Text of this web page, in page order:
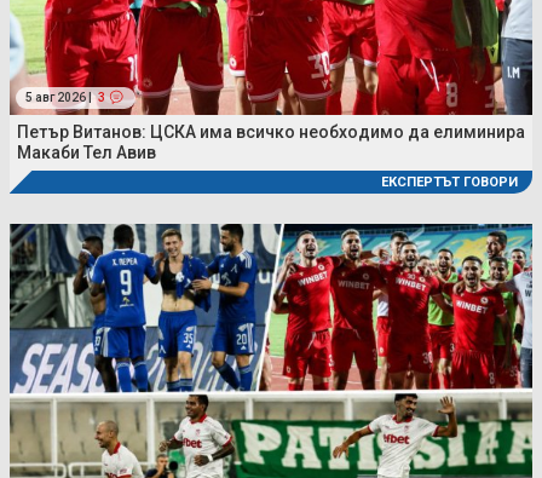
5 авг 2026 | 3
Петър Витанов: ЦСКА има всичко необходимо да елиминира
Макаби Тел Авив
ЕКСПЕРТЪТ ГОВОРИ